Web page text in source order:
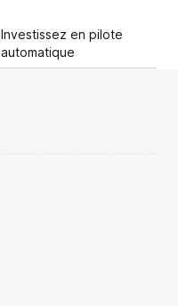
Investissez en pilote
automatique